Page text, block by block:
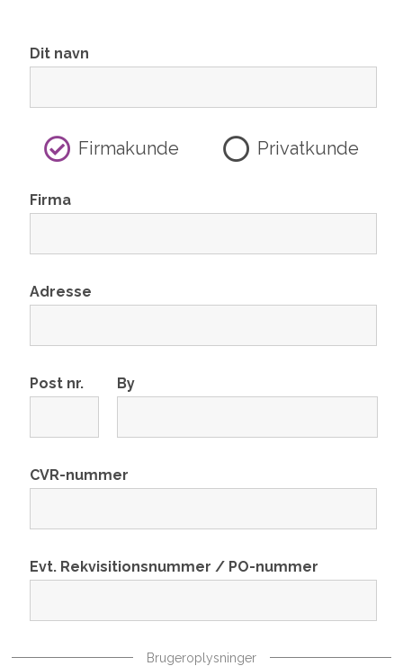
Dit navn
Firmakunde Privatkunde
Firma
Adresse
Post nr. By
CVR-nummer
Evt. Rekvisitionsnummer / PO-nummer
Brugeroplysninger